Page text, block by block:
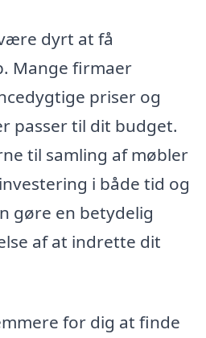
dyrt at få
Mange firmaer
priser og
passer til dit budget.
til samling af møbler
i både tid og
gøre en betydelig
af at indrette dit
for dig at finde